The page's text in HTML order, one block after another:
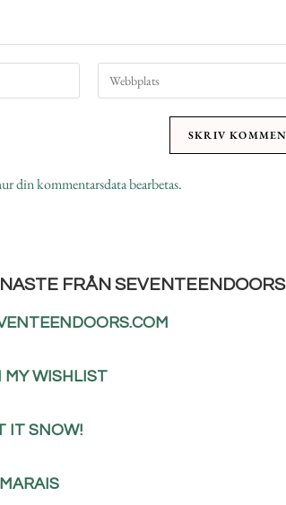
din kommentarsdata bearbetas.
FRÅN SEVENTEENDOORS
MY WISHLIST
IT SNOW!